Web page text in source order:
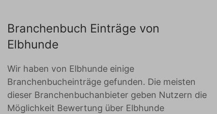
Branchenbuch Einträge von
Elbhunde
Wir haben von Elbhunde einige
Branchenbucheinträge gefunden. Die meisten
dieser Branchenbuchanbieter geben Nutzern die
Möglichkeit Bewertung über Elbhunde